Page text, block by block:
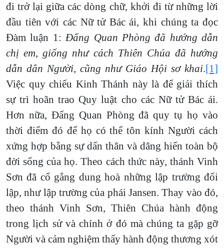
đi trở lại giữa các dòng chữ, khởi đi từ những lời
đầu tiên với các Nữ tử Bác ái, khi chúng ta đọc
Đàm luận 1:Đấng Quan Phòng đã hướng dẫn
chị em, giống như cách Thiên Chúa đã hướng
dẫn dân Người, cũng như Giáo Hội sơ khai.[1]
Việc quy chiếu Kinh Thánh này là để giải thích
sự trì hoãn trao Quy luật cho các Nữ tử Bác ái.
Hơn nữa, Đấng Quan Phòng đã quy tụ họ vào
thời điểm đó để họ có thể tôn kính Người cách
xứng hợp bằng sự dấn thân và dâng hiến toàn bộ
đời sống của họ. Theo cách thức này, thánh Vinh
Sơn đã cố gắng dung hoà những lập trường đối
lập, như lập trường của phái Jansen. Thay vào đó,
theo thánh Vinh Sơn, Thiên Chúa hành động
trong lịch sử và chính ở đó mà chúng ta gặp gỡ
Người và cảm nghiệm thấy hành động thương xót